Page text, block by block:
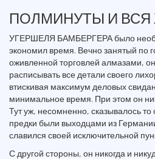
ПОЛМИНУТЫ И
УГЕРШЕЛЯ БАМБЕРГЕРА было
экономил время. Вечно занятый по
оживленной торговлей алмазами,
расписывать все детали своего
втискивая максимум деловых
минимальное время. При этом он
Тут уж, несомненно, сказывалось то
предки были выходцами из
славился своей исключительной
С другой стороны, он никогда и